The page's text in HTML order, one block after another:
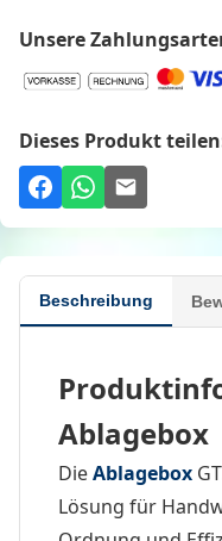
Unsere
Dieses Produkt
Beschreibung
Ablagebox
DieAblagebox
Lösung für